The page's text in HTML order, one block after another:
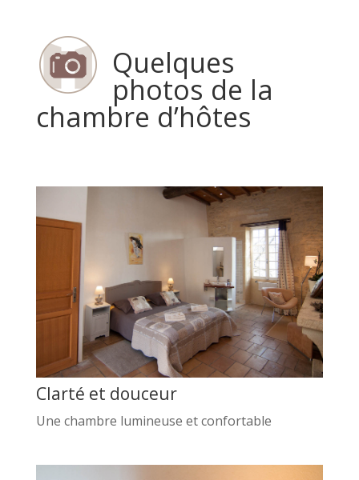
Quelques
photos de la
chambre d’hôtes
Clarté et douceur
Une chambre lumineuse et confortable